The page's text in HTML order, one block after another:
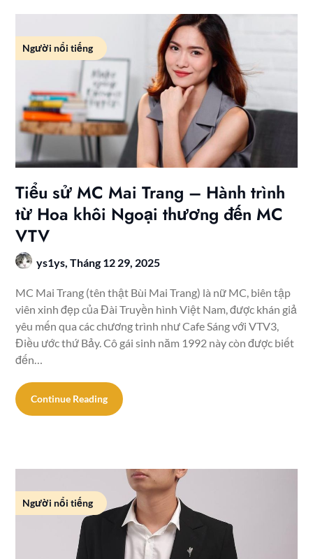
Người nổi tiếng
Tiểu sử MC Mai Trang – Hành trình
từ Hoa khôi Ngoại thương đến MC
VTV
ys1ys,Tháng 12 29, 2025
MC Mai Trang (tên thật Bùi Mai Trang) là nữ MC, biên tập
viên xinh đẹp của Đài Truyền hình Việt Nam, được khán giả
yêu mến qua các chương trình như Cafe Sáng với VTV3,
Điều ước thứ Bảy. Cô gái sinh năm 1992 này còn được biết
đến…
Continue Reading
Người nổi tiếng